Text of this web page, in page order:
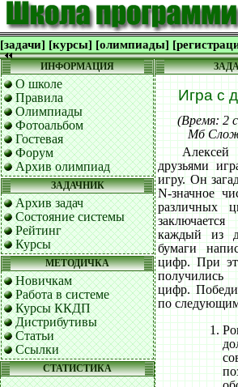
[задачи] [курсы] [олимпиады]
ИНФОРМАЦИЯ
О школе
Правила
Олимпиады
Фотоальбом
Гостевая
Форум
Архив олимпиад
ЗАДАЧНИК
Архив задач
Состояние системы
Рейтинг
Курсы
МЕТОДИЧКА
Новичкам
Работа в системе
Курсы ККДП
Дистрибутивы
Статьи
Ссылки
СТАТИСТИКА
Игра с
(Время: 2
Мб
друзьями
игру. Он
N-значное
различных
каждый из
бумаги
цифр. При
цифр.
по